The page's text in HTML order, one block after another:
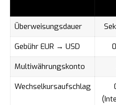
Überweisungsdauer
Gebühr EUR → USD
Multiwährungskonto
Wechselkursaufschlag